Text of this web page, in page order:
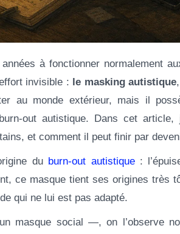
invisible : le masking autistique
au monde extérieur, mais il
out autistique. Dans cet article,
et comment il peut finir par
du burn-out autistique:
ce masque tient ses origines très
qui ne lui est pas adapté.
masque social —, on l’observe